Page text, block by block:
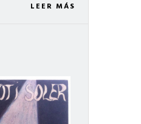
LEER MÁS